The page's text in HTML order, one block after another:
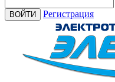
ВОЙТИ Регистрация